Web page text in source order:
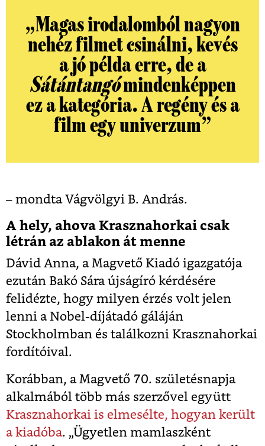
„Magas irodalomból nagyon
nehéz filmet csinálni, kevés
a jó példa erre, de a
Sátántangómindenképpen
ez a kategória. A regény és a
film egy univerzum”
– mondta Vágvölgyi B. András.
A hely, ahova Krasznahorkai csak
létrán az ablakon át menne
Dávid Anna, a Magvető Kiadó igazgatója
ezután Bakó Sára újságíró kérdésére
felidézte, hogy milyen érzés volt jelen
lenni a Nobel-díjátadó gáláján
Stockholmban és találkozni Krasznahorkai
fordítóival.
Korábban, a Magvető 70. születésnapja
alkalmából több más szerzővel együtt
Krasznahorkai is elmesélte, hogyan került
a kiadóba. „Ügyetlen mamlaszként